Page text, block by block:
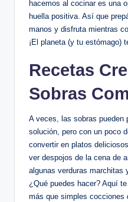
hacemos al cocinar es una
huella positiva. Así que
manos y disfruta mientras
¡El planeta (y tu estómago)
Recetas
Sobras
A veces, las sobras pueden
solución, pero con un poco
convertir en platos
ver despojos de la cena de
algunas verduras marchitas
¿Qué puedes hacer? Aquí
más que simples cocciones